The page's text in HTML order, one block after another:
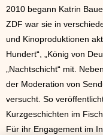
2010 begann Katrin
ZDF war sie in
und Kinoproduktionen
Hundert“, „König von
„Nachtschicht“ mit.
der Moderation von
versucht. So
Kurzgeschichten im
Für ihr Engagement im